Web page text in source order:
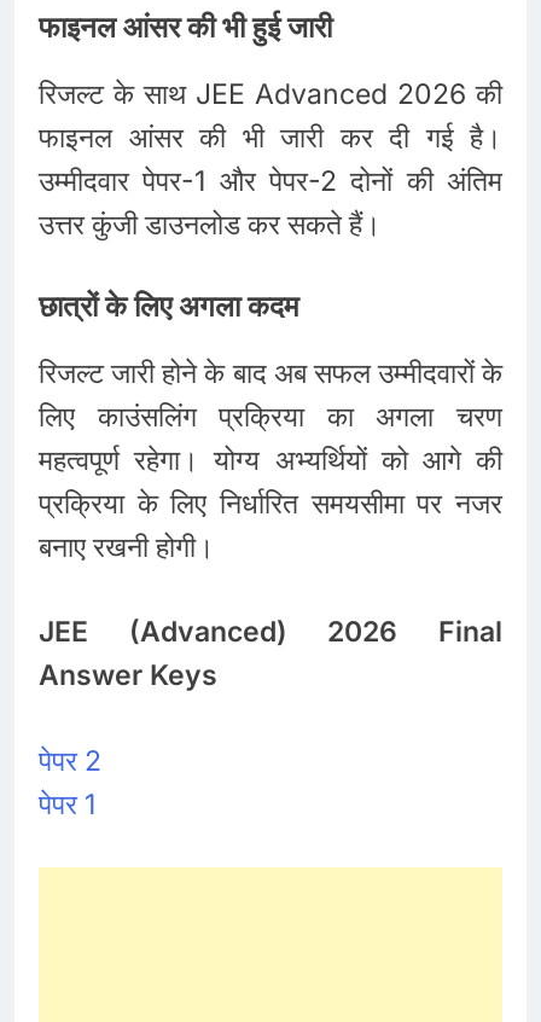
फाइनल आंसर की भी हुई जारी
रिजल्ट के साथ JEE Advanced 2026 की
फाइनल आंसर की भी जारी कर दी गई है।
उम्मीदवार पेपर-1 और पेपर-2 दोनों की अंतिम
उत्तर कुंजी डाउनलोड कर सकते हैं।
छात्रों के लिए अगला कदम
रिजल्ट जारी होने के बाद अब सफल उम्मीदवारों के
लिए काउंसलिंग प्रक्रिया का अगला चरण
महत्वपूर्ण रहेगा। योग्य अभ्यर्थियों को आगे की
प्रक्रिया के लिए निर्धारित समयसीमा पर नजर
बनाए रखनी होगी।
JEE (Advanced) 2026 Final
Answer Keys
पेपर 2
पेपर 1